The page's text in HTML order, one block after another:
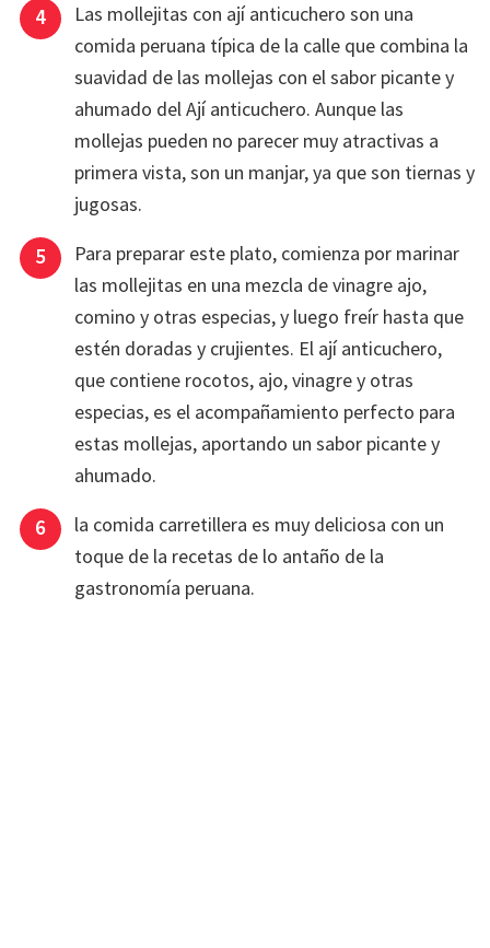
Las mollejitas con ají anticuchero son una
comida peruana típica de la calle que combina la
suavidad de las mollejas con el sabor picante y
ahumado del Ají anticuchero. Aunque las
mollejas pueden no parecer muy atractivas a
primera vista, son un manjar, ya que son tiernas y
jugosas.
Para preparar este plato, comienza por marinar
las mollejitas en una mezcla de vinagre ajo,
comino y otras especias, y luego freír hasta que
estén doradas y crujientes. El ají anticuchero,
que contiene rocotos, ajo, vinagre y otras
especias, es el acompañamiento perfecto para
estas mollejas, aportando un sabor picante y
ahumado.
la comida carretillera es muy deliciosa con un
toque de la recetas de lo antaño de la
gastronomía peruana.